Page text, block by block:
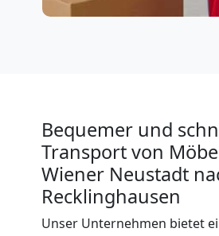
Bequemer und
Transport von
Wiener Neustadt
Recklinghausen
Unser Unternehmen bietet